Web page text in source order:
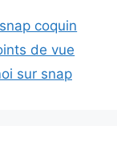
coquin
de vue
sur snap